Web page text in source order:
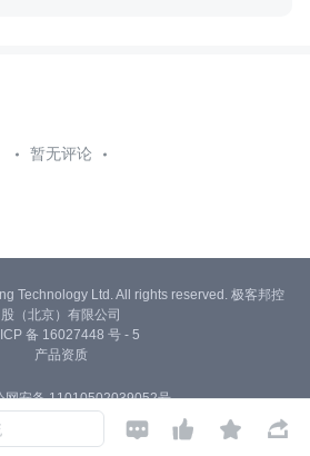
暂无评论
   
Technology Ltd. All rights reserved. 极客邦控
股（北京）有限公司
备 16027448 号 - 5
产品资质
网安备 11010502039052号